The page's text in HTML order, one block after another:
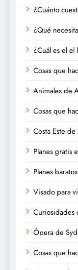
¿Cuánto
¿Qué
¿Cuál es el
Cosas que
Animales de
Cosas que
Costa Este
Planes gratis
Planes
Visado para
Curiosidades
Ópera de
Cosas que